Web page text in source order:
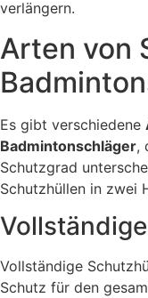
verlängern.
Arten von
Es gibt verschiedene
Badmintonschläger,
Schutzgrad
Schutzhüllen in zwei
Vollständige
Schutz für den